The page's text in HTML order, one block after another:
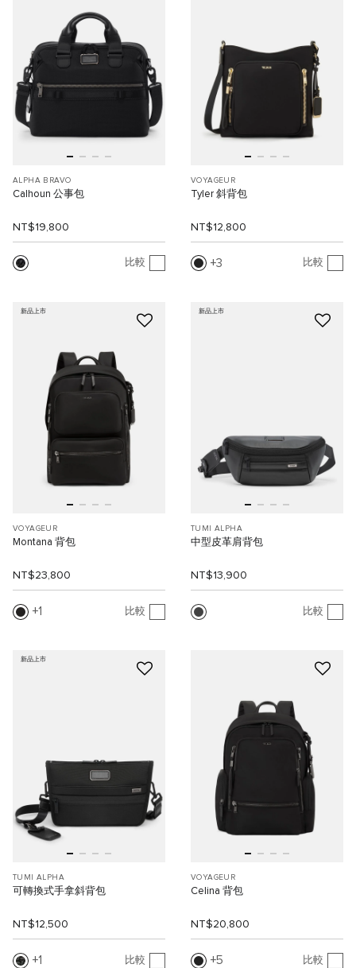
ALPHA BRAVO
Calhoun 公事包
NT$19,800
比較
VOYAGEUR
Tyler 斜背包
NT$12,800
3 比較
新品上市
VOYAGEUR
Montana 背包
NT$23,800
1 比較
新品上市
TUMI ALPHA
中型皮革肩背包
NT$13,900
比較
新品上市
TUMI ALPHA
可轉換式手拿斜背包
NT$12,500
1 比較
VOYAGEUR
Celina 背包
NT$20,800
5 比較